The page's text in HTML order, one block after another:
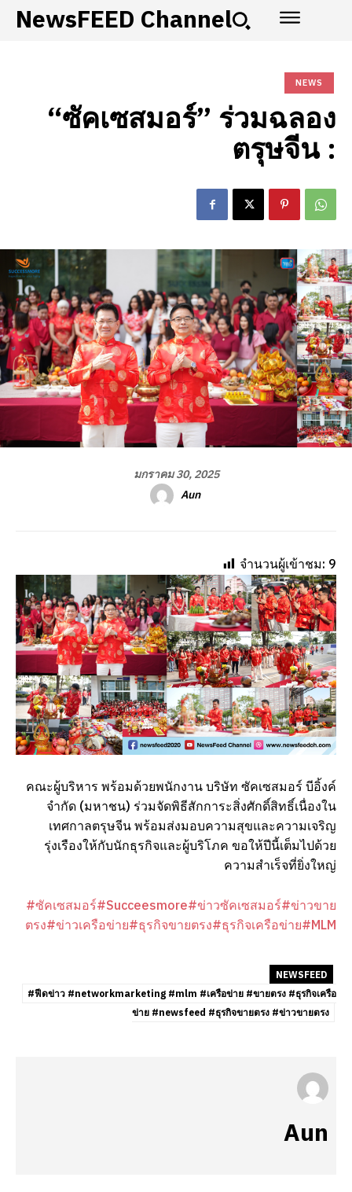
NewsFEED Channel
NEWS
“ซัคเซสมอร์” ร่วมฉลอง
ตรุษจีน :
มกราคม 30, 2025
Aun
จำนวนผู้เข้าชม: 9
คณะผู้บริหาร พร้อมด้วยพนักงาน บริษัท ซัคเซสมอร์ บีอิ้งค์
จำกัด (มหาชน) ร่วมจัดพิธีสักการะสิ่งศักดิ์สิทธิ์เนื่องใน
เทศกาลตรุษจีน พร้อมส่งมอบความสุขและความเจริญ
รุ่งเรืองให้กับนักธุรกิจและผู้บริโภค ขอให้ปีนี้เต็มไปด้วย
ความสำเร็จที่ยิ่งใหญ่
#ซัคเซสมอร์#Succeesmore#ข่าวซัคเซสมอร์#ข่าวขาย
ตรง#ข่าวเครือข่าย#ธุรกิจขายตรง#ธุรกิจเครือข่าย#MLM
NEWSFEED
#ฟีดข่าว #networkmarketing #mlm #เครือข่าย #ขายตรง #ธุรกิจเครือ
ข่าย #newsfeed #ธุรกิจขายตรง #ข่าวขายตรง
Aun